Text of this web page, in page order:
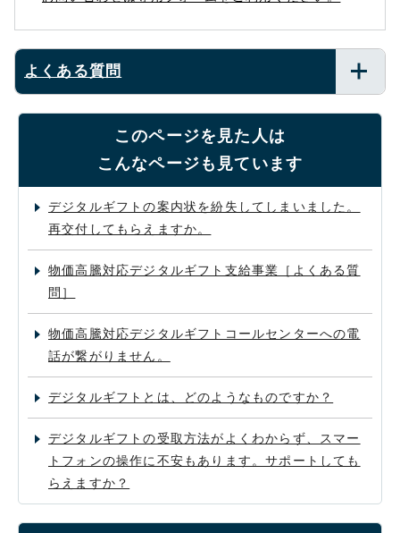
よくある質問
このページを見た人は
こんなページも見ています
デジタルギフトの案内状を紛失してしまいました。
再交付してもらえますか。
物価高騰対応デジタルギフト支給事業［よくある質
問］
物価高騰対応デジタルギフトコールセンターへの電
話が繋がりません。
デジタルギフトとは、どのようなものですか？
デジタルギフトの受取方法がよくわからず、スマー
トフォンの操作に不安もあります。サポートしても
らえますか？